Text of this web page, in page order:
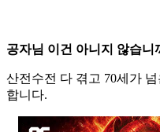
공자님 이건 아니지 않습니
산전수전 다 겪고 70세가
합니다.